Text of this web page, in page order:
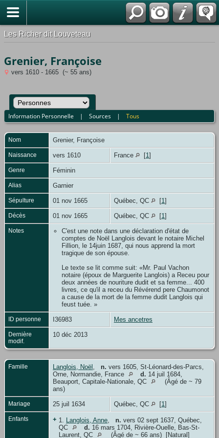
Les Richer dit Louveteau
Grenier, Françoise
vers 1610 - 1665 (~ 55 ans)
Information Personnelle |Sources |Tous
Nom Grenier, Françoise
Naissance vers 1610 France [1]
Genre Féminin
Alias Garnier
Sépulture 01 nov 1665 Québec, QC [1]
Décès 01 nov 1665 Québec, QC [1]
Notes
C'est une note dans une déclaration d'état de
comptes de Noël Langlois devant le notaire Michel
Fillion, le 14juin 1687, qui nous apprend la mort
tragique de son épouse.
Le texte se lit comme suit: «Mr. Paul Vachon
notaire (époux de Marguerite Langlois) a Receu pour
deux années de nouriture dudit et sa femme... 400
livres, ce qu'il a receu du Révérend pere Chaumonot
a cause de la mort de la femme dudit Langlois qui
feust tuée. »
ID personne I36983 Mes ancetres
Dernière
modif.
10 déc 2013
Famille Langlois, Noël n. vers 1605, St-Léonard-des-Parcs,
Orne, Normandie, France
d. 14 juil 1684,
Beauport, Capitale-Nationale, QC
(Âgé de ~ 79
ans)
Mariage 25 juil 1634 Québec, QC [1]
Enfants + 1. Langlois, Anne n. vers 02 sept 1637, Québec,
QC
d. 16 mars 1704, Rivière-Ouelle, Bas-St-
Laurent, QC
(Âgé de ~ 66 ans) [Natural]